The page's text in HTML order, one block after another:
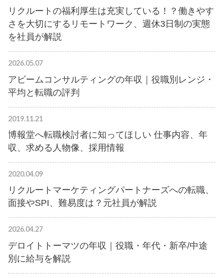
リクルートの福利厚生は充実している！？働きやす
さを大切にするリモートワーク、週休3日制の実態
を社員が解説
2026.05.07
アビームコンサルティングの年収｜役職別レンジ・
平均と転職の評判
2019.11.21
博報堂へ転職検討者に知ってほしい 仕事内容、年
収、求める人物像、採用情報
2020.04.09
リクルートマーケティングパートナーズへの転職、
面接やSPI、難易度は？元社員が解説
2026.04.27
デロイトトーマツの年収｜役職・年代・新卒/中途
別に給与を解説